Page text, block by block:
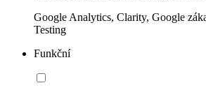
Google Analytics, Clarity, Google
Testing
Funkční